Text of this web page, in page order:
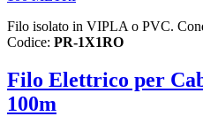
Filo isolato in VIPLA o PVC.
Codice: PR-1X1RO
Filo Elettrico per
100m